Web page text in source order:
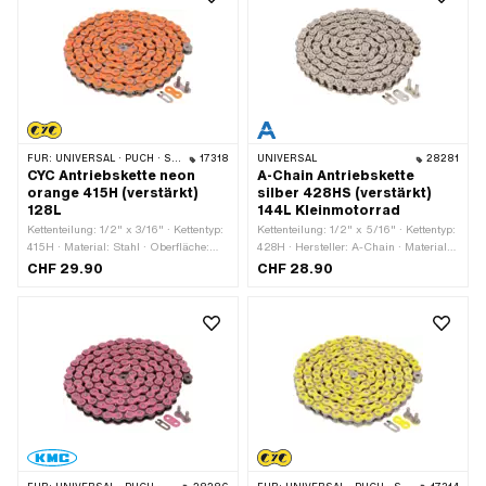
FÜR: UNIVERSAL · PUCH · SACHS · PONY / CILO (BETA 521 & 512) · ZÜNDAPP BELMONDO · TOMOS · BYE BIKE 17318
CYC Antriebskette neon
orange 415H (verstärkt)
128L
Kettenteilung: 1/2" x 3/16" · Kettentyp:
415H · Material: Stahl · Oberfläche:
lackiert · Hersteller: CYC · Farbe:
Kettenschloss-Art: Federverschluss
CHF 29.90
UNIVERSAL 28281
A-Chain Antriebskette
silber 428HS (verstärkt)
144L Kleinmotorrad
Kettenteilung: 1/2" x 5/16" · Kettentyp:
428H · Hersteller: A-Chain · Material:
Stahl · Oberfläche: vernickelt · Farbe:
Kettenschloss-Art: Federverschluss
CHF 28.90